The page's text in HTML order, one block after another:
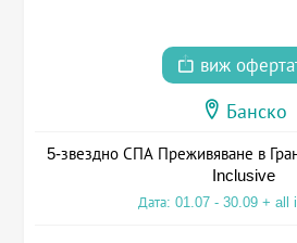
виж
Банско
5-звездно СПА Преживяване в
Inclusive
Дата: 01.07 - 30.09 + all